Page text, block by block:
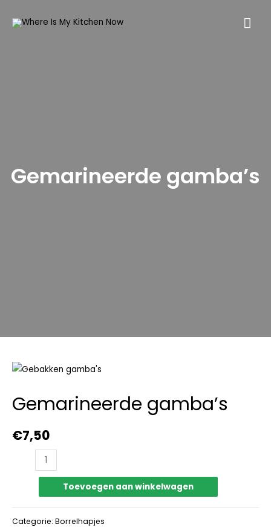
Gemarineerde gamba’s
Gemarineerde gamba’s
€7,50
Toevoegen aan winkelwagen
Categorie: Borrelhapjes